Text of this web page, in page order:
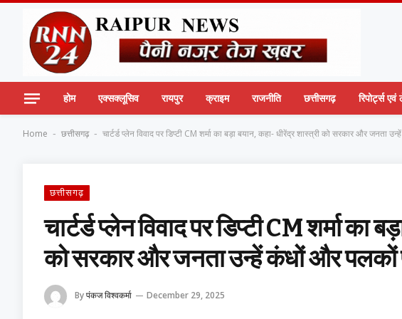
होम एक्सक्लूसिव रायपुर क्राइम राजनीति छत्तीसगढ़ रिपोर्ट्स
Home - छत्तीसगढ़ - चार्टर्ड प्लेन विवाद पर डिप्टी CM शर्मा का बड़ा बयान, कहा- धीरेंद्र शास्त्री को सरकार और जनता
छत्तीसगढ़
चार्टर्ड प्लेन विवाद पर डिप्टी CM शर्मा का
को सरकार और जनता उन्हें कंधों और पलकों
Byपंकज विश्वकर्मा December 29, 2025